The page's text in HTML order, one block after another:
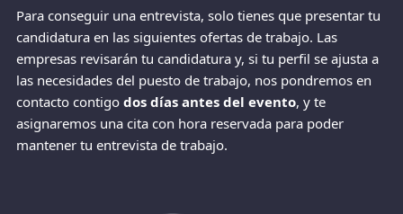
Para conseguir una entrevista, solo tienes que presentar tu
candidatura en las siguientes ofertas de trabajo. Las
empresas revisarán tu candidatura y, si tu perfil se ajusta a
las necesidades del puesto de trabajo, nos pondremos en
contacto contigo dos días antes del evento, y te
asignaremos una cita con hora reservada para poder
mantener tu entrevista de trabajo.